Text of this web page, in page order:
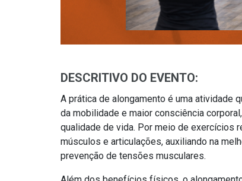
DESCRITIVO DO EVENTO:
A prática de alongamento é uma atividade
da mobilidade e maior consciência
qualidade de vida. Por meio de exercícios
músculos e articulações, auxiliando na
prevenção de tensões musculares.